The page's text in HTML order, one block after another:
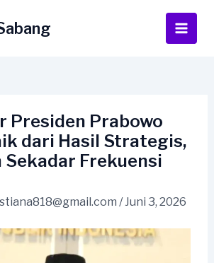
Main
Presiden Prabowo
dari Hasil Strategis,
Sekadar Frekuensi
/Juni 3, 2026